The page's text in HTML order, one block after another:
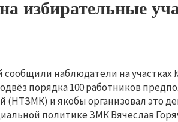
избирательные
наблюдатели на участках
порядка 100 работников
(НТЗМК) и якобы организовал это
политике ЗМК Вячеслав